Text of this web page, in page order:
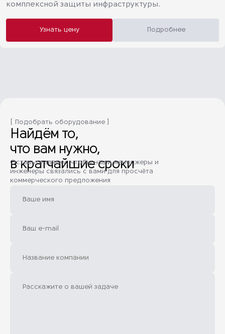
комплексной защиты инфраструктуры.
Узнать цену Подробнее
[ Подобрать оборудование ]
Найдём то,
что вам нужно,
в кратчайшие сроки
Оставьте заявку, чтобы наши менеджеры и
инженеры связались с вами для просчёта
коммерческого предложения